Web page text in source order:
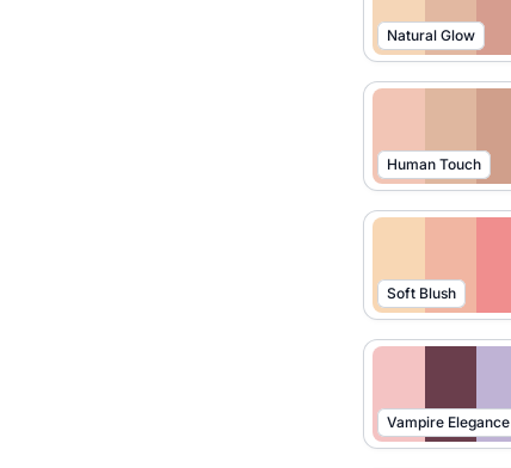
Natural Glow
Human Touch
Soft Blush
Vampire Elegance